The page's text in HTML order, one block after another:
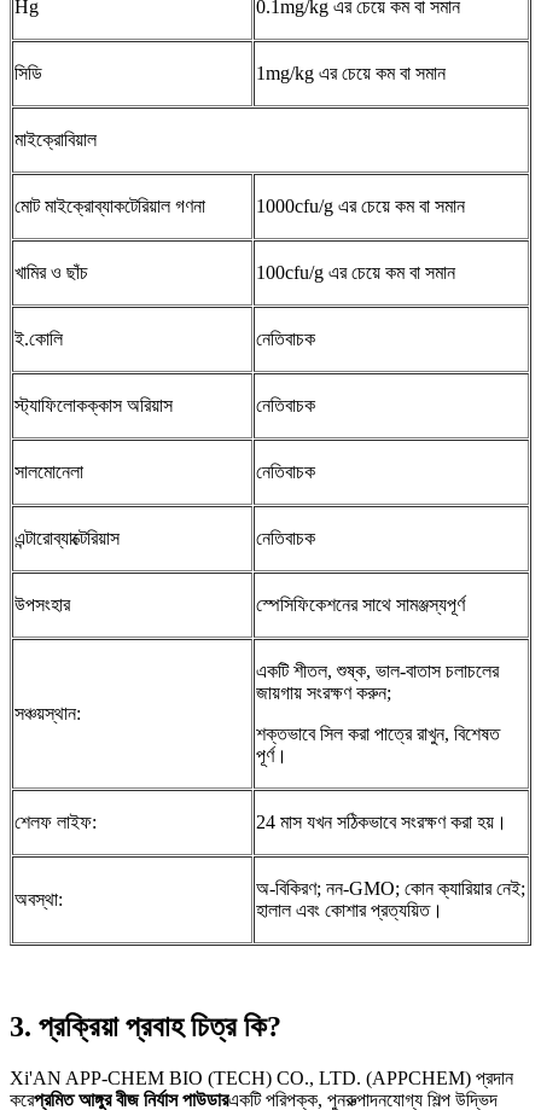
Hg 0.1mg/kg এর চেয়ে কম বা সমান
সিডি 1mg/kg এর চেয়ে কম বা সমান
মাইক্রোবিয়াল
মোট মাইক্রোব্যাকটেরিয়াল গণনা 1000cfu/g এর চেয়ে কম বা সমান
খামির ও ছাঁচ 100cfu/g এর চেয়ে কম বা সমান
ই.কোলি নেতিবাচক
স্ট্যাফিলোকক্কাস অরিয়াস নেতিবাচক
সালমোনেলা নেতিবাচক
এন্টারোব্যাক্টেরিয়াস নেতিবাচক
উপসংহার স্পেসিফিকেশনের সাথে সামঞ্জস্যপূর্ণ
সঞ্চয়স্থান:
একটি শীতল, শুষ্ক, ভাল-বাতাস চলাচলের
জায়গায় সংরক্ষণ করুন;
শক্তভাবে সিল করা পাত্রে রাখুন, বিশেষত
পূর্ণ।
শেলফ লাইফ: 24 মাস যখন সঠিকভাবে সংরক্ষণ করা হয়।
অবস্থা:
অ-বিকিরণ; নন-GMO; কোন ক্যারিয়ার নেই;
হালাল এবং কোশার প্রত্যয়িত।
3. প্রক্রিয়া প্রবাহ চিত্র কি?
Xi'AN APP-CHEM BIO (TECH) CO., LTD. (APPCHEM) প্রদান
করেপ্রমিত আঙ্গুর বীজ নির্যাস পাউডারএকটি পরিপক্ক, পুনরুত্পাদনযোগ্য শিল্প উদ্ভিদ